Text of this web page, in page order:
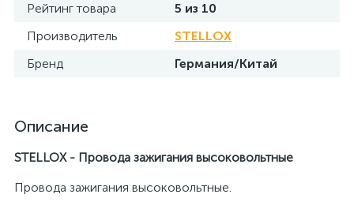
Рейтинг товара
5 из 10
Производитель
STELLOX
Бренд
Германия/Китай
Описание
STELLOX - Провода зажигания высоковольтные
Провода зажигания высоковольтные.